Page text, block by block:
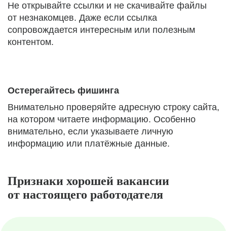
Не открывайте ссылки и не скачивайте файлы
от незнакомцев. Даже если ссылка
сопровождается интересным или полезным
контентом.
Остерегайтесь фишинга
Внимательно проверяйте адресную строку сайта,
на котором читаете информацию. Особенно
внимательно, если указываете личную
информацию или платёжные данные.
Признаки хорошей вакансии
от настоящего работодателя